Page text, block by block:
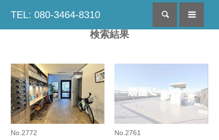
TEL: 080-3464-8310 検索
検索結果
No.2772 No.2761